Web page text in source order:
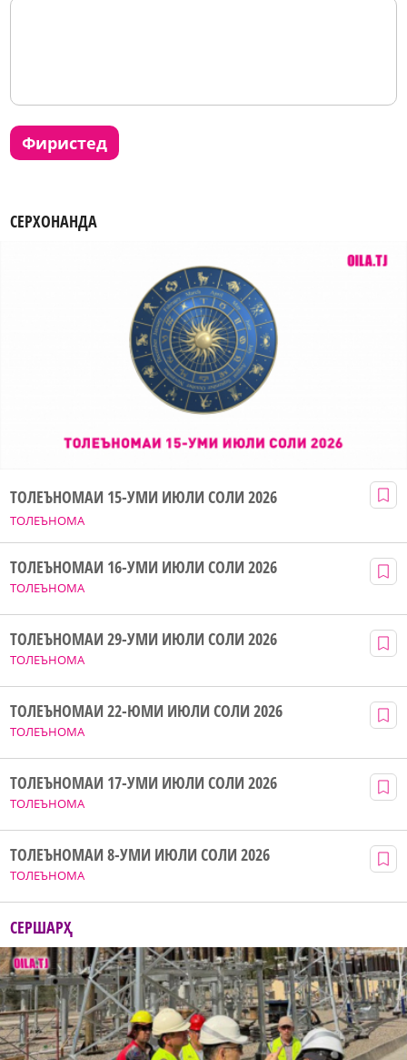
фиристед
СЕРХОНАНДА
ТОЛЕЪНОМА
ТОЛЕЪНОМАИ 15-УМИ ИЮЛИ СОЛИ 2026
ТОЛЕЪНОМА
ТОЛЕЪНОМАИ 16-УМИ ИЮЛИ СОЛИ 2026
ТОЛЕЪНОМА
ТОЛЕЪНОМАИ 29-УМИ ИЮЛИ СОЛИ 2026
ТОЛЕЪНОМА
ТОЛЕЪНОМАИ 22-ЮМИ ИЮЛИ СОЛИ 2026
ТОЛЕЪНОМА
ТОЛЕЪНОМАИ 17-УМИ ИЮЛИ СОЛИ 2026
ТОЛЕЪНОМА
ТОЛЕЪНОМАИ 8-УМИ ИЮЛИ СОЛИ 2026
СЕРШАРҲ